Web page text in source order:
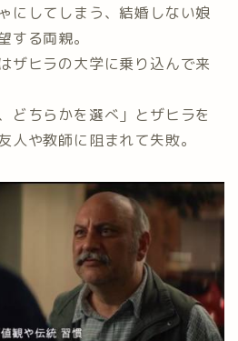
にしてしまう、結婚しない娘
する両親。
ザヒラの大学に乗り込んで来
どちらかを選べ」とザヒラを
人や教師に阻まれて失敗。